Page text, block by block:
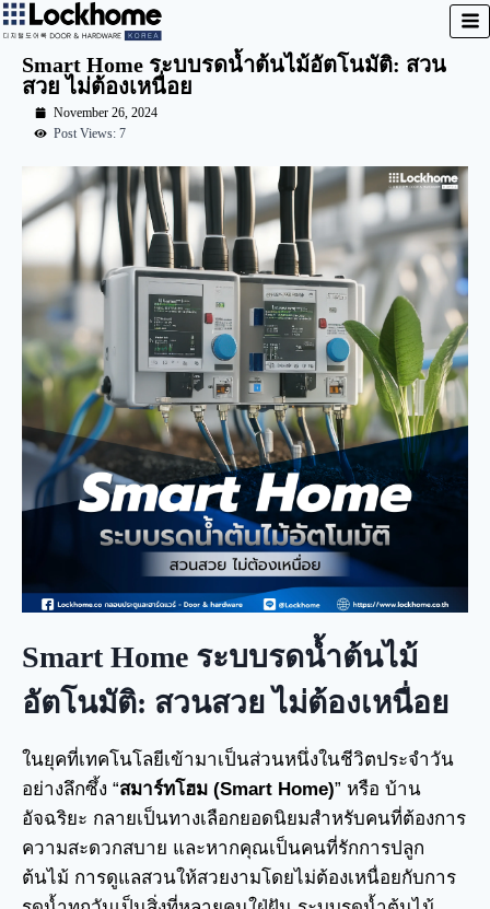
Smart Home ระบบรดน้ำต้นไม้อัตโนมัติ: สวน
สวย ไม่ต้องเหนื่อย
November 26, 2024
Post Views: 7
Smart Home ระบบรดน้ำต้นไม้
อัตโนมัติ: สวนสวย ไม่ต้องเหนื่อย
ในยุคที่เทคโนโลยีเข้ามาเป็นส่วนหนึ่งในชีวิตประจำวัน
อย่างลึกซึ้ง “สมาร์ทโฮม (Smart Home)” หรือ บ้าน
อัจฉริยะ กลายเป็นทางเลือกยอดนิยมสำหรับคนที่ต้องการ
ความสะดวกสบาย และหากคุณเป็นคนที่รักการปลูก
ต้นไม้ การดูแลสวนให้สวยงามโดยไม่ต้องเหนื่อยกับการ